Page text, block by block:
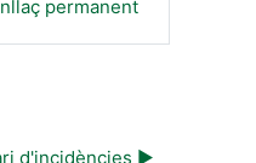
permanent
d'incidències ▶︎